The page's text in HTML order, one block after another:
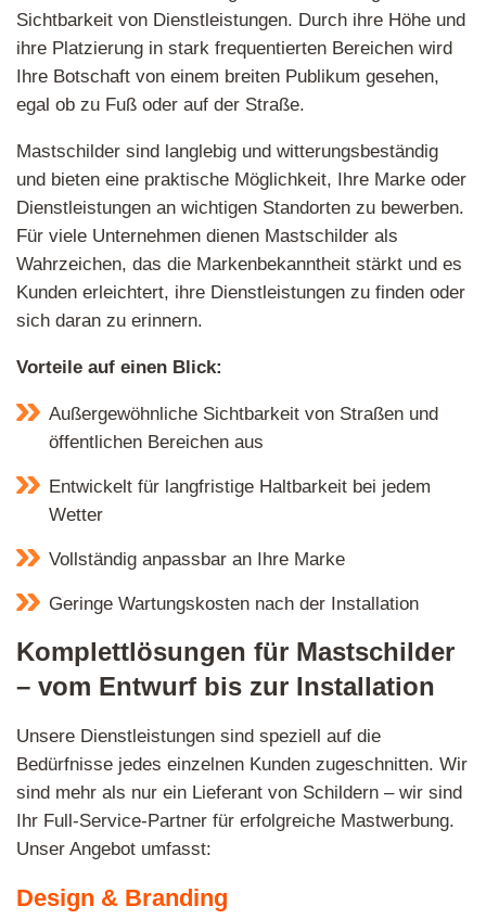
Sichtbarkeit von Dienstleistungen. Durch ihre Höhe und
ihre Platzierung in stark frequentierten Bereichen wird
Ihre Botschaft von einem breiten Publikum gesehen,
egal ob zu Fuß oder auf der Straße.
Mastschilder sind langlebig und witterungsbeständig
und bieten eine praktische Möglichkeit, Ihre Marke oder
Dienstleistungen an wichtigen Standorten zu bewerben.
Für viele Unternehmen dienen Mastschilder als
Wahrzeichen, das die Markenbekanntheit stärkt und es
Kunden erleichtert, ihre Dienstleistungen zu finden oder
sich daran zu erinnern.
Vorteile auf einen Blick:
Außergewöhnliche Sichtbarkeit von Straßen und
öffentlichen Bereichen aus
Entwickelt für langfristige Haltbarkeit bei jedem
Wetter
Vollständig anpassbar an Ihre Marke
Geringe Wartungskosten nach der Installation
Komplettlösungen für Mastschilder
– vom Entwurf bis zur Installation
Unsere Dienstleistungen sind speziell auf die
Bedürfnisse jedes einzelnen Kunden zugeschnitten. Wir
sind mehr als nur ein Lieferant von Schildern – wir sind
Ihr Full-Service-Partner für erfolgreiche Mastwerbung.
Unser Angebot umfasst:
Design & Branding